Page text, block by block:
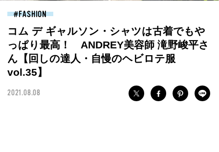
FASHION
コム デ ギャルソン・シャツは古着でもや
っぱり最高！ ANDREY美容師 滝野峻平さ
ん【回しの達人・自慢のヘビロテ服
vol.35】
2021.08.08